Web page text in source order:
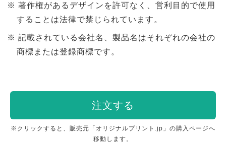
著作権があるデザインを許可なく、営利目的で使用
することは法律で禁じられています。
記載されている会社名、製品名はそれぞれの会社の
商標または登録商標です。
注文する
※クリックすると、販売元「オリジナルプリント.jp」の購入ページへ
移動します。